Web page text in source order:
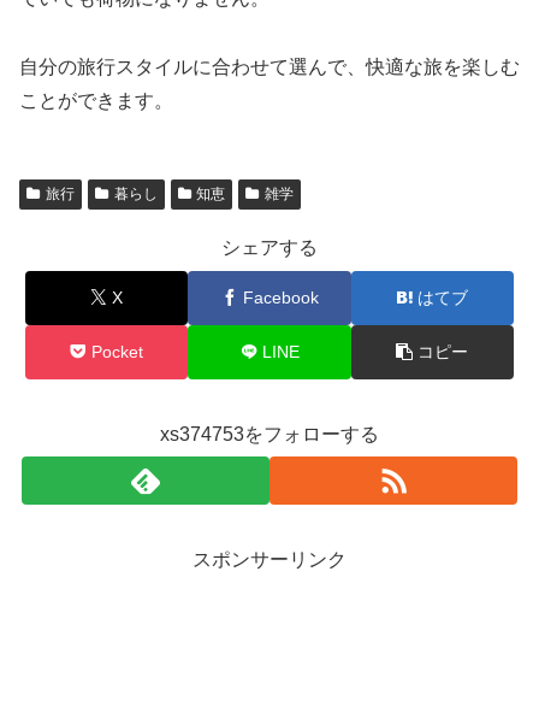
自分の旅行スタイルに合わせて選んで、快適な旅を楽しむ
ことができます。
旅行 暮らし 知恵 雑学
シェアする
X Facebook はてブ
Pocket LINE コピー
xs374753をフォローする
スポンサーリンク